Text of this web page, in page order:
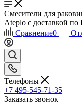
Смесители для
Ateplo с доставкой по
Сравнение0
Телефоны
+7 495-545-71-35
Заказать звонок